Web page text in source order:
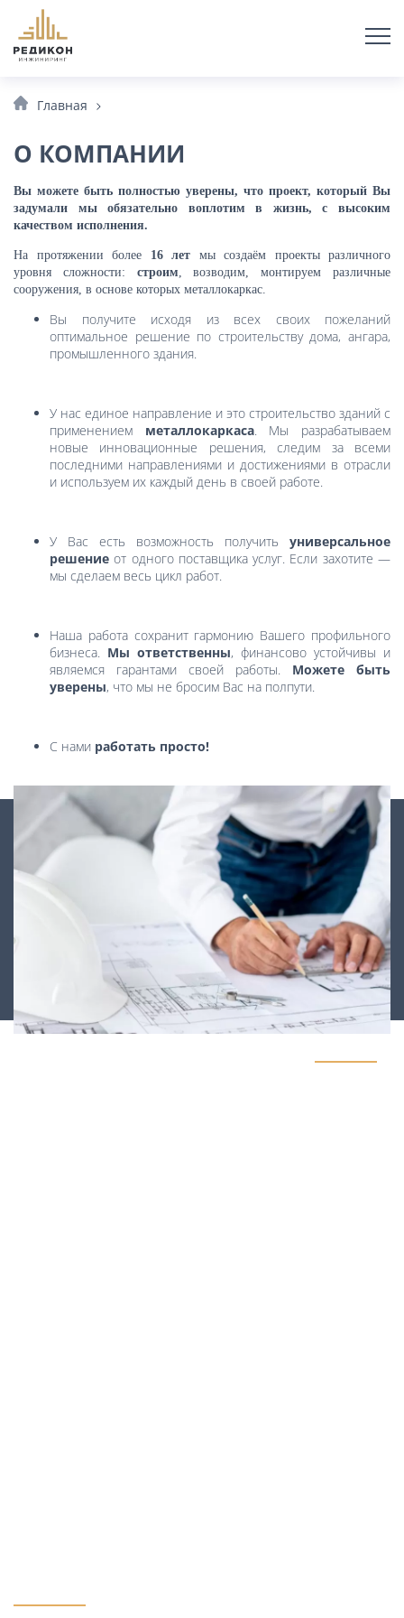
Главная
О КОМПАНИИ
Вы можете быть полностью уверены, что проект, который Вы
задумали мы обязательно воплотим в жизнь, с высоким
качеством исполнения.
На протяжении более 16 лет мы создаём проекты различного
уровня сложности: строим, возводим, монтируем различные
сооружения, в основе которых металлокаркас.
Вы получите исходя из всех своих пожеланий
оптимальное решение по строительству дома, ангара,
промышленного здания.
У нас единое направление и это строительство зданий с
применением металлокаркаса. Мы разрабатываем
новые инновационные решения, следим за всеми
последними направлениями и достижениями в отрасли
и используем их каждый день в своей работе.
У Вас есть возможность получить универсальное
решениеот одного поставщика услуг. Если захотите —
мы сделаем весь цикл работ.
Наша работа сохранит гармонию Вашего профильного
бизнеса. Мы ответственны, финансово устойчивы и
являемся гарантами своей работы. Можете быть
уверены, что мы не бросим Вас на полпути.
С нами работать просто!